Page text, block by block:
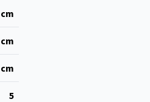
cm
cm
cm
5